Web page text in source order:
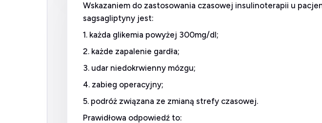
Wskazaniem do zastosowania czasowej insulinoterapii u
sagsagliptyny jest:
1. każda glikemia powyżej 300mg/dl;
2. każde zapalenie gardła;
3. udar niedokrwienny mózgu;
4. zabieg operacyjny;
5. podróż związana ze zmianą strefy czasowej.
Prawidłowa odpowiedź to: